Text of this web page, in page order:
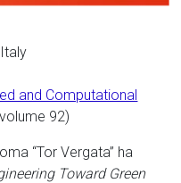
and Computational
92)
“Tor Vergata” ha
Toward Green